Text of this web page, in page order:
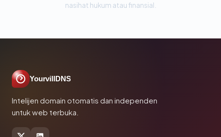
nasihat hukum atau finansial.
YourvillDNS
Intelijen domain otomatis dan independen
untuk web terbuka.